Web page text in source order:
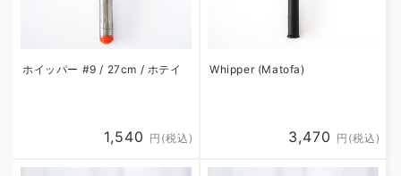
ホイッパー #9 / 27cm / ホテイ
Regular
1,540 円(税込)
Whipper (Matofa)
Regular
3,470 円(税込)